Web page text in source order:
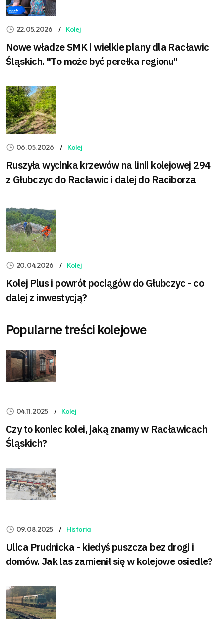
22.05.2026 Kolej
Nowe władze SMK i wielkie plany dla Racławic
Śląskich. "To może być perełka regionu"
06.05.2026 Kolej
Ruszyła wycinka krzewów na linii kolejowej 294
z Głubczyc do Racławic i dalej do Raciborza
20.04.2026 Kolej
Kolej Plus i powrót pociągów do Głubczyc - co
dalej z inwestycją?
Popularne treści kolejowe
04.11.2025 Kolej
Czy to koniec kolei, jaką znamy w Racławicach
Śląskich?
09.08.2025 Historia
Ulica Prudnicka - kiedyś puszcza bez drogi i
domów. Jak las zamienił się w kolejowe osiedle?